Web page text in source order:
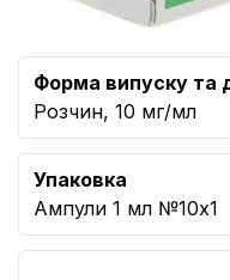
Форма випуску та
Розчин, 10 мг/мл
Упаковка
Ампули 1 мл №10x1